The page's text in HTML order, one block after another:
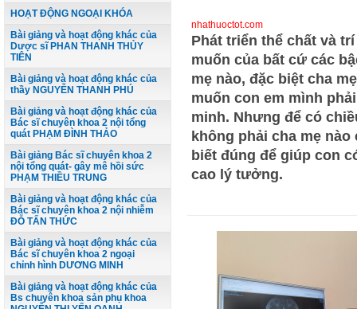
HOẠT ĐỘNG NGOẠI KHÓA
Bài giảng và hoạt động khác của
Dược sĩ PHAN THANH THỦY
TIÊN
Bài giảng và hoạt động khác của
thầy NGUYỄN THANH PHÚ
Bài giảng và hoạt động khác của
Bác sĩ chuyên khoa 2 nội tổng
quát PHẠM ĐÌNH THẢO
Bài giảng Bác sĩ chuyên khoa 2
nội tổng quát- gây mê hồi sức
PHẠM THIỀU TRUNG
Bài giảng và hoạt động khác của
Bác sĩ chuyên khoa 2 nội nhiễm
ĐỖ TẤN THỨC
Bài giảng và hoạt động khác của
Bác sĩ chuyên khoa 2 ngoại
chỉnh hình DƯƠNG MINH
Bài giảng và hoạt động khác của
Bs chuyên khoa sản phụ khoa
nhathuoctot.com
Phát triển thể chất và
muốn của bất cứ các
mẹ nào, đặc biệt cha
muốn con em mình
minh. Nhưng để có
không phải cha mẹ nào
biết đúng để giúp con
cao lý tưởng.